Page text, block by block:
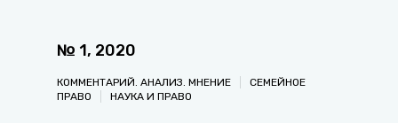
№ 1, 2020
КОММЕНТАРИЙ. АНАЛИЗ. МНЕНИЕ
СЕМЕЙНОЕ
ПРАВО
НАУКА И ПРАВО